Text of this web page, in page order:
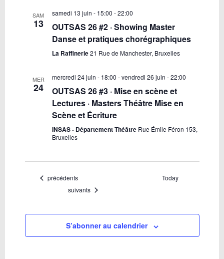
SAM
13
samedi 13 juin - 15:00 -22:00
OUTSAS 26 #2 · Showing Master
Danse et pratiques chorégraphiques
La Raffinerie21 Rue de Manchester, Bruxelles
MER
24
mercredi 24 juin - 18:00 -vendredi 26 juin - 22:00
OUTSAS 26 #3 · Mise en scène et
Lectures · Masters Théâtre Mise en
Scène et Écriture
INSAS - Département Théâtre Rue Émile Féron 153,
Bruxelles
Évènements
précédents
Today
Évènements
suivants
S’abonner au calendrier